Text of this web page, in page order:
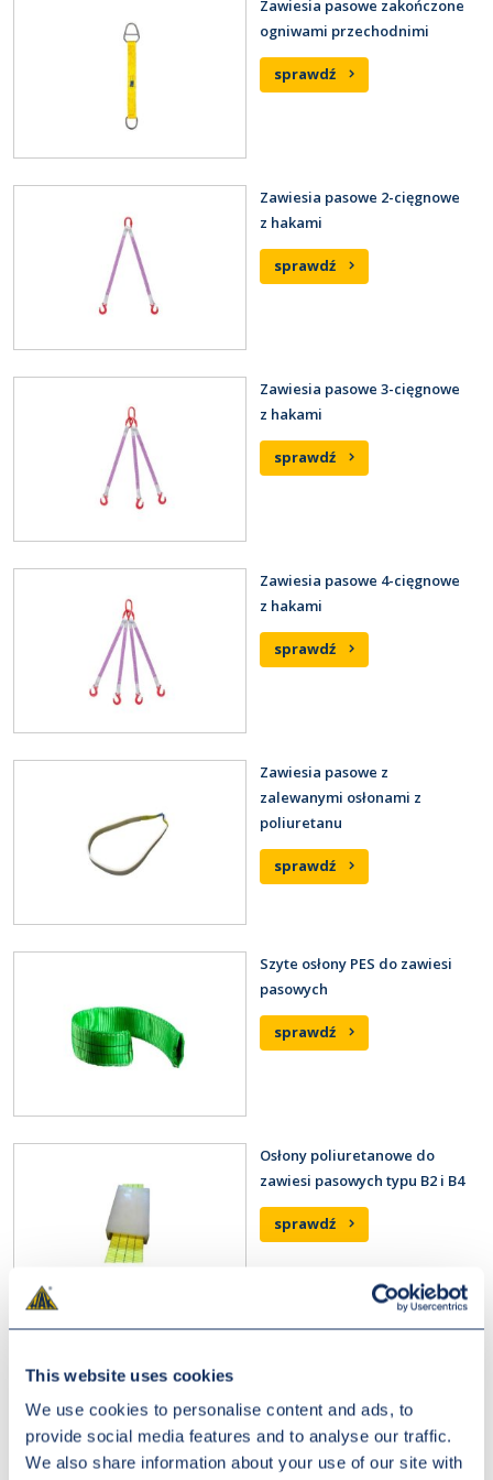
This website uses cookies
We use cookies to personalise content and ads, to
provide social media features and to analyse our traffic.
We also share information about your use of our site with
Zawiesia pasowe zakończone
ogniwami przechodnimi
sprawdź
Zawiesia pasowe 2-cięgnowe
z hakami
sprawdź
Zawiesia pasowe 3-cięgnowe
z hakami
sprawdź
Zawiesia pasowe 4-cięgnowe
z hakami
sprawdź
Zawiesia pasowe z
zalewanymi osłonami z
poliuretanu
sprawdź
Szyte osłony PES do zawiesi
pasowych
sprawdź
Osłony poliuretanowe do
zawiesi pasowych typu B2 i B4
sprawdź
sprawdź